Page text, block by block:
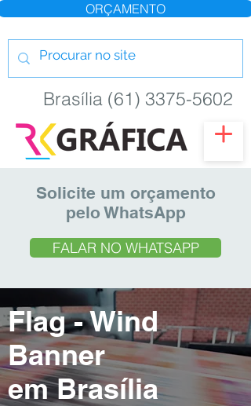
ORÇAMENTO
Brasília (61) 3375-5602
Solicite um orçamento
pelo WhatsApp
FALAR NO WHATSAPP
Flag - Wind
Banner
em Brasília